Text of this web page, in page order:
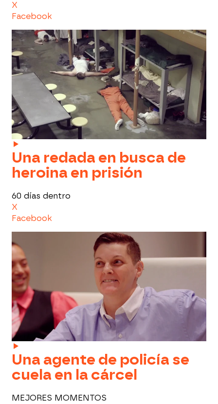
X
Facebook
Una redada en busca de
heroina en prisión
60 días dentro
X
Facebook
Una agente de policía se
cuela en la cárcel
MEJORES MOMENTOS